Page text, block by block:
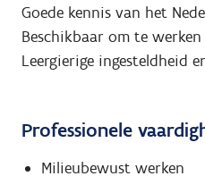
Goede kennis van het
Beschikbaar om te
Leergierige ingesteldheid
Professionele
Milieubewust werken